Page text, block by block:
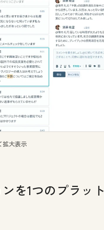
拡大表示
を1つのプラッ